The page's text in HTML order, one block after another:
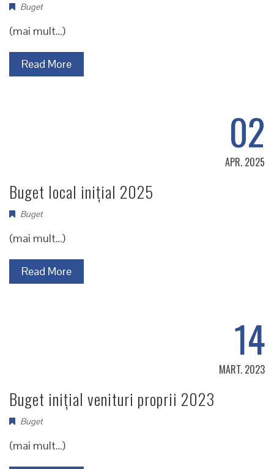
Buget
(mai mult…)
Read More
02
APR. 2025
Buget local inițial 2025
Buget
(mai mult…)
Read More
14
MART. 2023
Buget inițial venituri proprii 2023
Buget
(mai mult…)